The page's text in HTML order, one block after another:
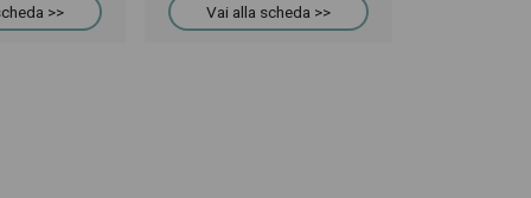
>> Vai alla scheda >>